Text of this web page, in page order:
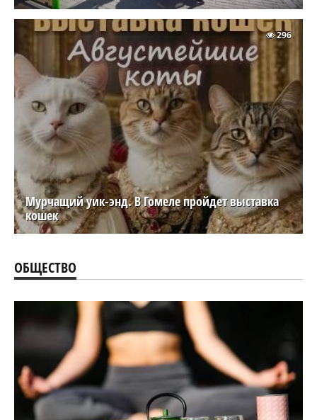
Мурчащий уик-энд. В Гомеле пройдет выставка
кошек
296
ОБЩЕСТВО